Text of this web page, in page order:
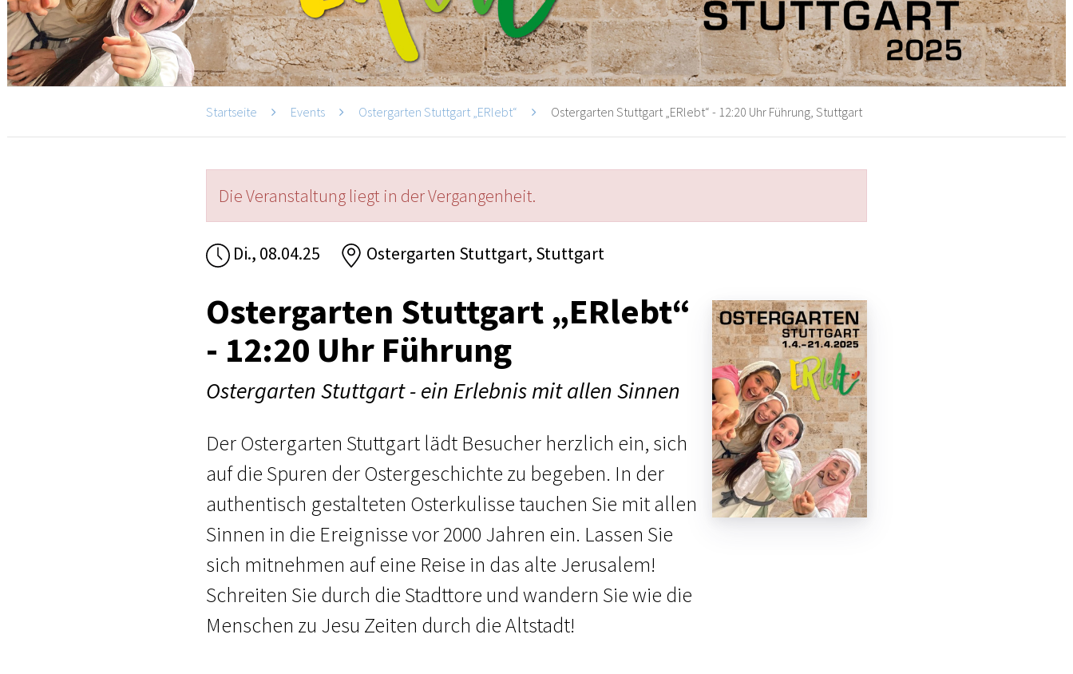
Startseite Events Ostergarten Stuttgart „ERlebt“ Ostergarten Stuttgart „ERlebt“ - 12:20 Uhr Führung, Stuttgart
Die Veranstaltung liegt in der Vergangenheit.
Di., 08.04.25 Ostergarten Stuttgart, Stuttgart
Ostergarten Stuttgart „ERlebt“
- 12:20 Uhr Führung
Ostergarten Stuttgart - ein Erlebnis mit allen Sinnen
Der Ostergarten Stuttgart lädt Besucher herzlich ein, sich
auf die Spuren der Ostergeschichte zu begeben. In der
authentisch gestalteten Osterkulisse tauchen Sie mit allen
Sinnen in die Ereignisse vor 2000 Jahren ein. Lassen Sie
sich mitnehmen auf eine Reise in das alte Jerusalem!
Schreiten Sie durch die Stadttore und wandern Sie wie die
Menschen zu Jesu Zeiten durch die Altstadt!